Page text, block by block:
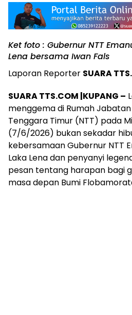
Ket foto : Gubernur NTT
Lena bersama Iwan Fals
Laporan Reporter SUARA
SUARA TTS.COM |KUPANG –
menggema di Rumah
Tenggara Timur (NTT) pada
(7/6/2026) bukan sekadar
kebersamaan Gubernur NTT
Laka Lena dan penyanyi
pesan tentang harapan bagi
masa depan Bumi